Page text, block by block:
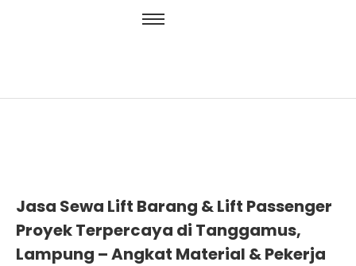
Jasa Sewa Lift Barang & Lift Passenger
Proyek Terpercaya di Tanggamus,
Lampung – Angkat Material & Pekerja